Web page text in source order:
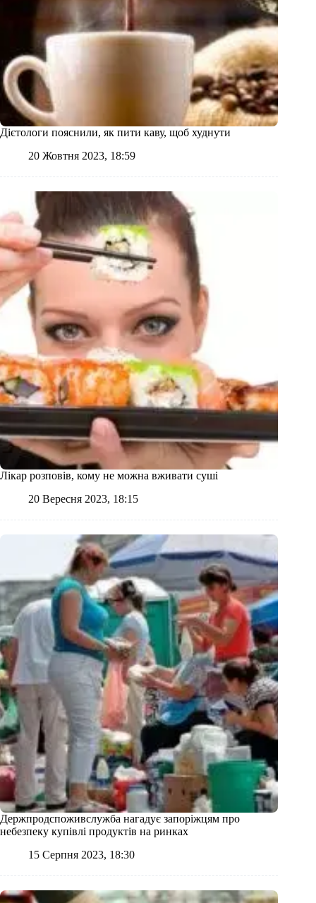
Дієтологи пояснили, як пити каву, щоб худнути
20 Жовтня 2023, 18:59
Лікар розповів, кому не можна вживати суші
20 Вересня 2023, 18:15
Держпродспоживслужба нагадує запоріжцям про
небезпеку купівлі продуктів на ринках
15 Серпня 2023, 18:30